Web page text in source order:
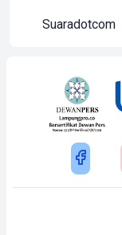
Suaradotcom